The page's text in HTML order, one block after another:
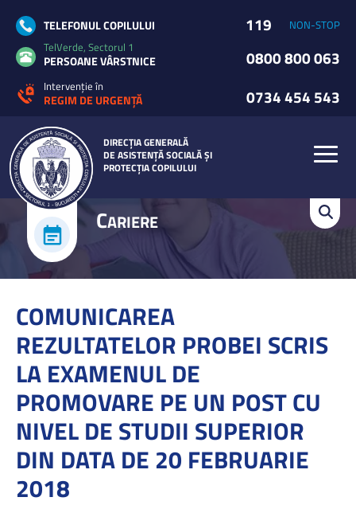
DIRECȚIA GENERALĂ
DE ASISTENȚĂ SOCIALĂ ȘI
PROTECȚIA COPILULUI
TELEFONUL COPILULUI 119
NON-STOP
TelVerde, Sectorul 1
PERSOANE VÂRSTNICE 0800 800 063
Intervenție în
REGIM DE URGENȚĂ 0734 454 543
CARIERE
COMUNICAREA
REZULTATELOR PROBEI SCRIS
LA EXAMENUL DE
PROMOVARE PE UN POST CU
NIVEL DE STUDII SUPERIOR
DIN DATA DE 20 FEBRUARIE
2018